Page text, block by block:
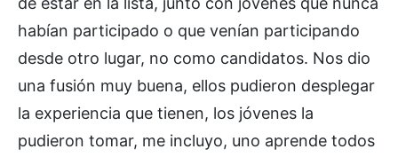
habían participado o que venían participando
desde otro lugar, no como candidatos. Nos dio
una fusión muy buena, ellos pudieron desplegar
la experiencia que tienen, los jóvenes la
pudieron tomar, me incluyo, uno aprende todos